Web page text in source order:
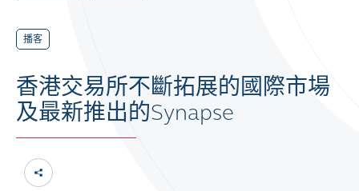
播客
香港交易所不斷拓展的國際市場
及最新推出的Synapse